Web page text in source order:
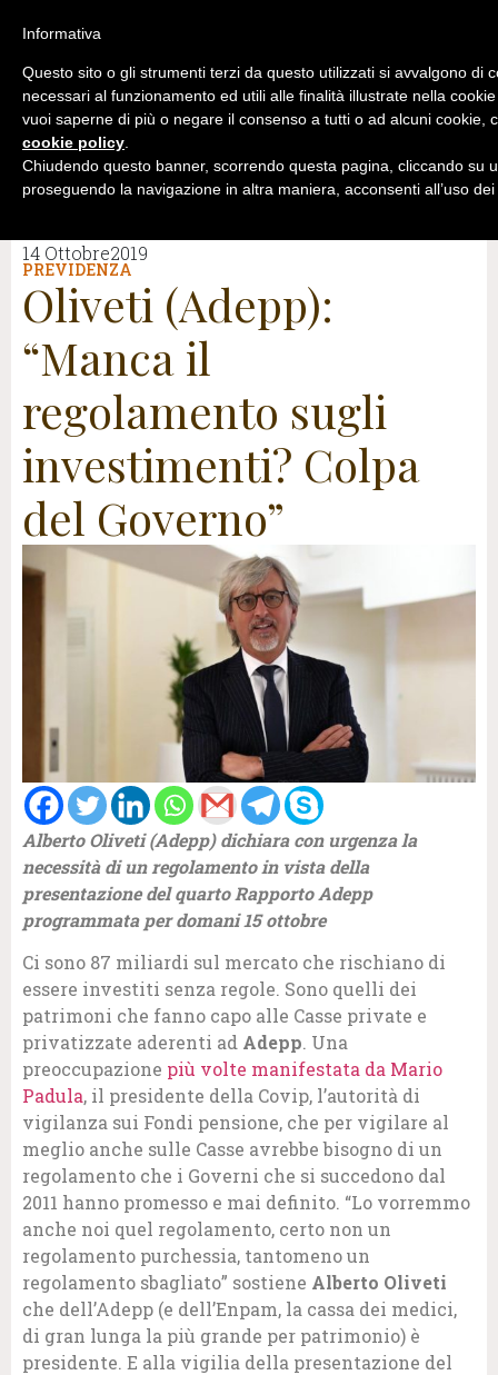
14 Ottobre2019
PREVIDENZA
Oliveti (Adepp):
“Manca il
regolamento sugli
investimenti? Colpa
del Governo”
Alberto Oliveti (Adepp) dichiara con urgenza la
necessità di un regolamento in vista della
presentazione del quarto Rapporto Adepp
programmata per domani 15 ottobre
Ci sono 87 miliardi sul mercato che rischiano di
essere investiti senza regole. Sono quelli dei
patrimoni che fanno capo alle Casse private e
privatizzate aderenti ad Adepp. Una
preoccupazione più volte manifestata da Mario
Padula, il presidente della Covip, l’autorità di
vigilanza sui Fondi pensione, che per vigilare al
meglio anche sulle Casse avrebbe bisogno di un
regolamento che i Governi che si succedono dal
2011 hanno promesso e mai definito. “Lo vorremmo
anche noi quel regolamento, certo non un
regolamento purchessia, tantomeno un
regolamento sbagliato” sostiene Alberto Oliveti
che dell’Adepp (e dell’Enpam, la cassa dei medici,
di gran lunga la più grande per patrimonio) è
presidente. E alla vigilia della presentazione del
Informativa
Questo sito o gli strumenti terzi da questo utilizzati si avvalgono di
necessari al funzionamento ed utili alle finalità illustrate nella
vuoi saperne di più o negare il consenso a tutti o ad alcuni cookie,
cookie policy.
Chiudendo questo banner, scorrendo questa pagina, cliccando su
proseguendo la navigazione in altra maniera, acconsenti all’uso